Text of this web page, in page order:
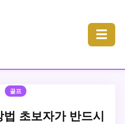
☰
골프
초보자가 반드시